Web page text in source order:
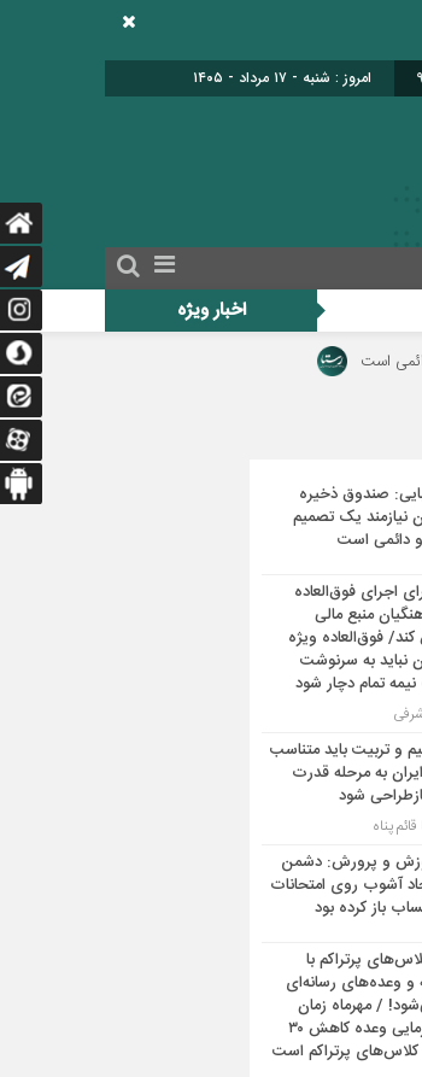
برابر با : 24 - صفر - 1448
اخبار ویژه
برای اجرای فوق‌العاده ویژه فرهنگیان منبع مالی مشخص کند/
صندوق ذخیره
نیازمند یک تصمیم
دائمی است
اجرای فوق‌العاده
منبع مالی
فوق‌العاده ویژه
نباید به سرنوشت
نیمه‌ تمام دچار شود
و تربیت باید متناسب
به مرحله قدرت
شود
پناه
و پرورش: دشمن
آشوب روی امتحانات
باز کرده بود
پرتراکم با
و وعده‌های رسانه‌ای
/ مهرماه زمان
راستی‌آزمایی وعده کاهش ۳۰
پرتراکم است